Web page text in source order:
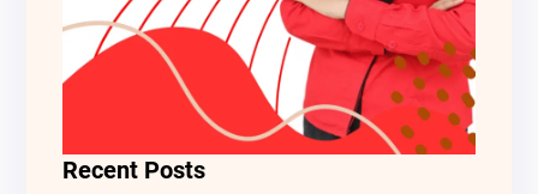
Recent Posts